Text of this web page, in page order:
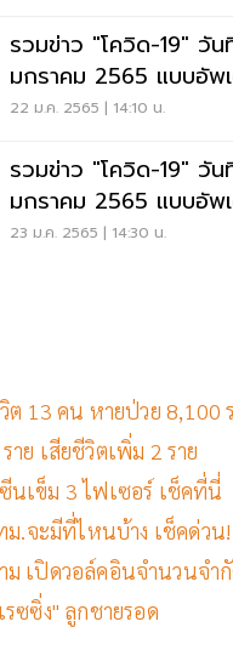
รวมข่าว "โควิด-19" วั
มกราคม 2565 แบบอัพ
22 ม.ค. 2565 | 14:10 น.
รวมข่าว "โควิด-19" วัน
มกราคม 2565 แบบอัพ
23 ม.ค. 2565 | 14:30 น.
ต 13 คน หายป่วย 8,100
ย เสียชีวิตเพิ่ม 2 ราย
นเข็ม 3 ไฟเซอร์ เช็คที่นี่
.จะมีที่ไหนบ้าง เช็คด่วน!
ม เปิดวอล์คอินจำนวนจำ
ซซิ่ง" ลูกชายรอด